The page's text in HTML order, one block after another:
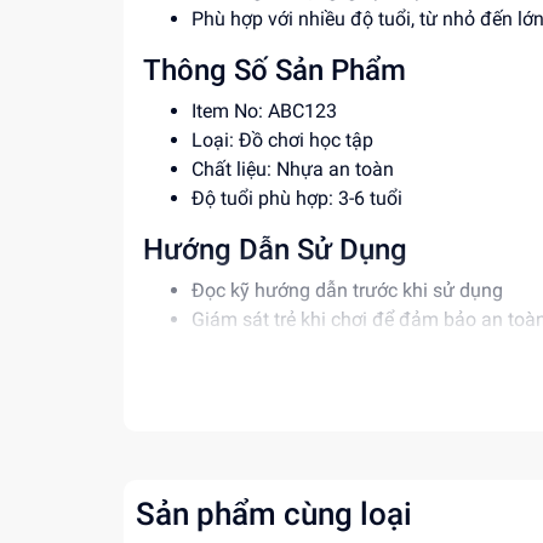
Phù hợp với nhiều độ tuổi, từ nhỏ đến lớn
Thông Số Sản Phẩm
Item No: ABC123
Loại: Đồ chơi học tập
Chất liệu: Nhựa an toàn
Độ tuổi phù hợp: 3-6 tuổi
Hướng Dẫn Sử Dụng
Đọc kỹ hướng dẫn trước khi sử dụng
Giám sát trẻ khi chơi để đảm bảo an
Vệ sinh sản phẩm thường xuyên để giữ
Tăng cường khả năng sáng tạo và khám
Sản phẩm cùng loại